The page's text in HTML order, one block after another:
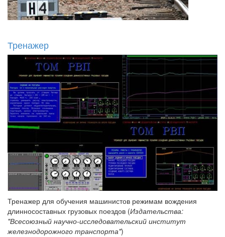
Тренажер
Тренажер для обучения машинистов режимам вождения
длинносоставных грузовых поездов (Издательства:
"Всесоюзный научно-исследовательский институт
железнодорожного транспорта")